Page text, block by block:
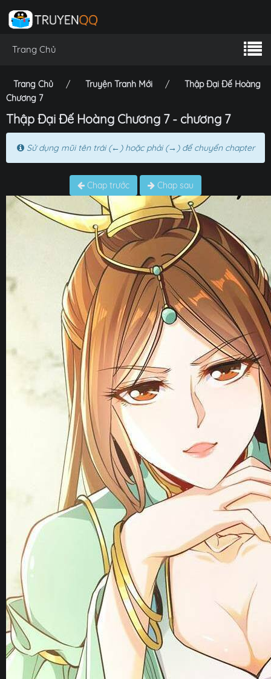
Trang Chủ
Trang Chủ Truyện Tranh Mới
Thập Đại Đế Hoàng
Chương 7
Thập Đại Đế Hoàng Chương 7 - chương 7
Sử dụng mũi tên trái (←) hoặc phải (→) để chuyển chapter
Chap trước Chap sau